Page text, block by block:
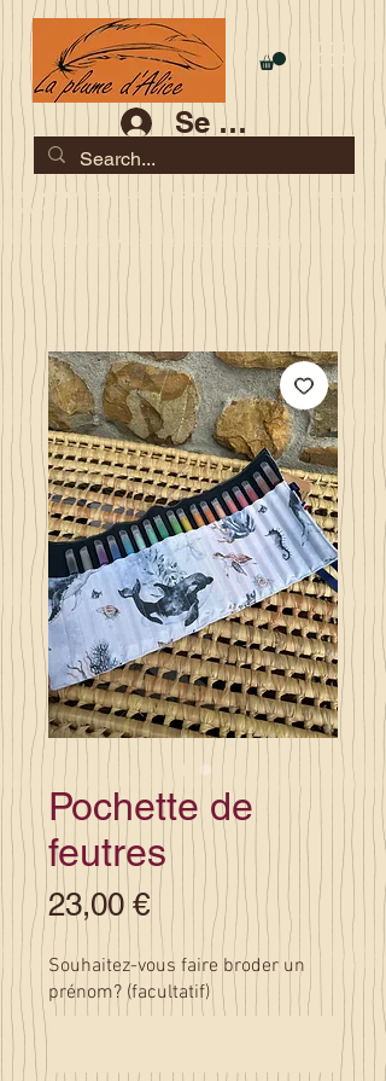
Se connecter
Les commandes jusqu'au 2 août sont garanties pour la
rentrée
Je serai en congés du 10 au 23 août
Pochette de
feutres
23,00 €Prix
Souhaitez-vous faire broder un
prénom? (facultatif)